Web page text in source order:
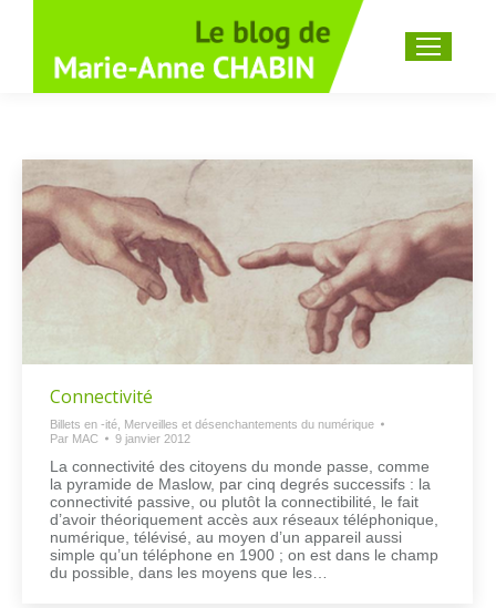
Recherche
Connectivité
Billets en -ité Merveilles et désenchantements du numérique
Par MAC 9 janvier 2012
La connectivité des citoyens du monde passe, comme
la pyramide de Maslow, par cinq degrés successifs : la
connectivité passive, ou plutôt la connectibilité, le fait
d’avoir théoriquement accès aux réseaux téléphonique,
numérique, télévisé, au moyen d’un appareil aussi
simple qu’un téléphone en 1900 ; on est dans le champ
du possible, dans les moyens que les…